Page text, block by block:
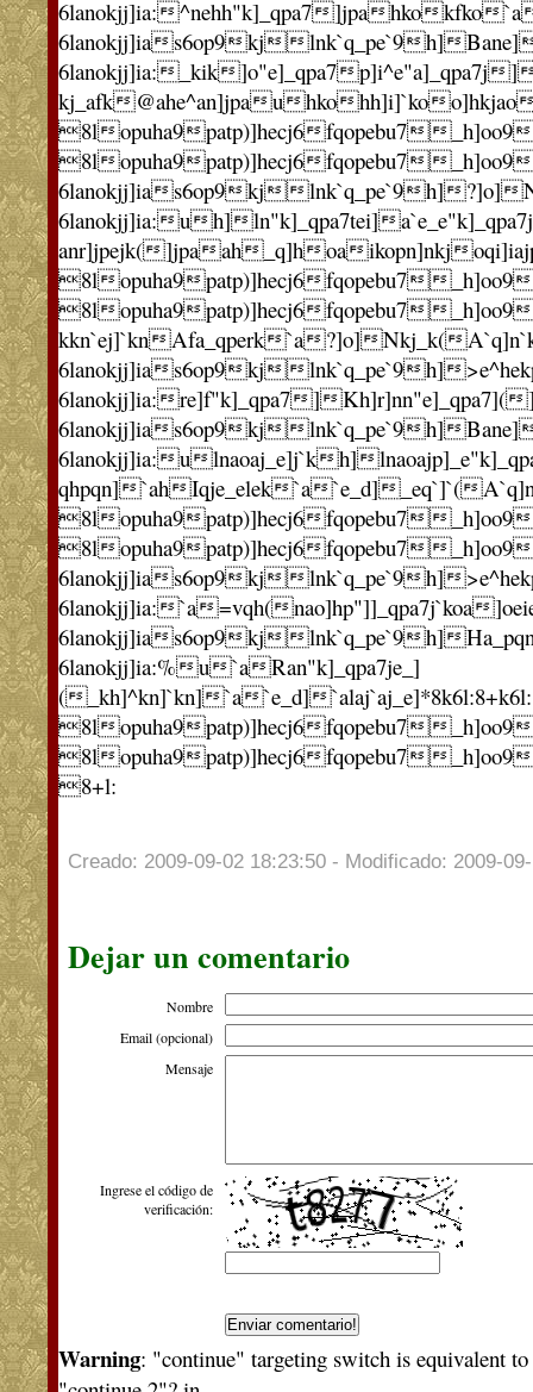
6lanokjj]ia:^nehh"k]_qpa7]jpahkokfko
6lanokjj]ias6op9kjlnk`q_pe`9h]Bane]
6lanokjj]ia:_kik]o"e]_qpa7p]i^e"a]_qpa7j
kj_afk@ahe^an]jpauhkohh]i]`ko
8lopuha9patp)]hecj6fqopebu7_h]oo9
8lopuha9patp)]hecj6fqopebu7_h]oo9
6lanokjj]ias6op9kjlnk`q_pe`9h]?]o]
6lanokjj]ia:uh]ln"k]_qpa7tei]
anr]jpejk(]jpaah_q]hoaikopn]nkj
8lopuha9patp)]hecj6fqopebu7_h]oo9
8lopuha9patp)]hecj6fqopebu7
kkn`ej]`knAfa_qperk`a?]o]Nkj_k(
6lanokjj]ias6op9kjlnk`q_pe`9h]
6lanokjj]ia:re]f"k]_qpa7]Kh]r]nn"e]_qpa7](
6lanokjj]ias6op9kjlnk`q_pe`9h]Bane]
6lanokjj]ia:ulnaoaj_e]j`kh]
qhpqn]`ahIqje_elek`a`e_d]_eq`]`(
8lopuha9patp)]hecj6fqopebu7_h]oo9
8lopuha9patp)]hecj6fqopebu7
6lanokjj]ias6op9kjlnk`q_pe`9h]
6lanokjj]ia:`a=vqh(nao]hp"]]_qpa7j`koa
6lanokjj]ias6op9kjlnk`q_pe`9h]
6lanokjj]ia:%u`aRan"k]_qpa7je_]
(_kh]^kn]`kn]`a`e_d]
8lopuha9patp)]hecj6fqopebu7_h]oo9
8lopuha9patp)]hecj6fqopebu7_h]oo9
8+l:
Creado: 2009-09-02 18:23:50 - Modificado: 2009-
Dejar un comentario
Nombre
Email (opcional)
Mensaje
Ingrese el código de
verificación:
Warning: "continue" targeting switch is equivalent